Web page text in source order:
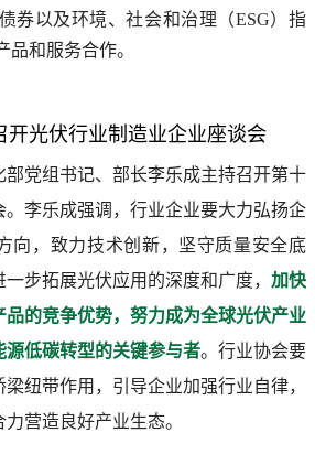
券以及环境、社会和治理（ESG）指
品和服务合作。
开光伏行业制造业企业座谈会
部党组书记、部长李乐成主持召开第十
。李乐成强调，行业企业要大力弘扬企
向，致力技术创新，坚守质量安全底
步拓展光伏应用的深度和广度， 加快
的竞争优势，努力成为全球光伏产业
源低碳转型的关键参与者。行业协会要
纽带作用，引导企业加强行业自律，
营造良好产业生态。